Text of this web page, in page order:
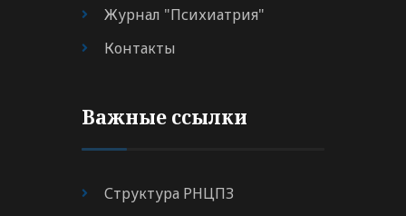
Журнал "Психиатрия"
Контакты
Важные ссылки
Структура РНЦПЗ